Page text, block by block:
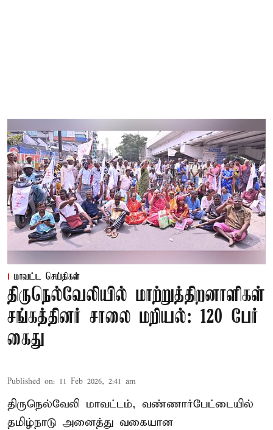
மாவட்ட செய்திகள்
திருநெல்வேலியில் மாற்றுத்திறனாளிகள்
சங்கத்தினர் சாலை மறியல்: 120 பேர்
கைது
Published on: 11 Feb 2026, 2:41 am
திருநெல்வேலி மாவட்டம், வண்ணார்பேட்டையில்
தமிழ்நாடு அனைத்து வகையான